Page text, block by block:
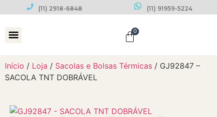
(11) 2918-6848 (11) 91959-5224
0
Início / Loja / Sacolas e Bolsas Térmicas / GJ92847 –
SACOLA TNT DOBRÁVEL